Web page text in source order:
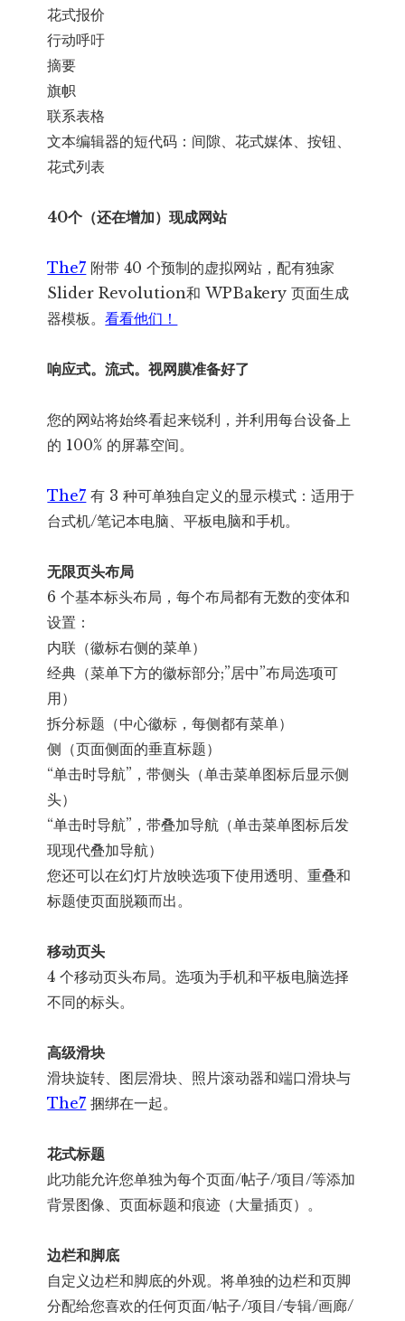
花式报价
行动呼吁
摘要
旗帜
联系表格
文本编辑器的短代码：间隙、花式媒体、按钮、
花式列表
40个（还在增加）现成网站
The7 附带 40 个预制的虚拟网站，配有独家
Slider Revolution和 WPBakery 页面生成
器模板。看看他们！
响应式。流式。视网膜准备好了
您的网站将始终看起来锐利，并利用每台设备上
的 100% 的屏幕空间。
The7 有 3 种可单独自定义的显示模式：适用于
台式机/笔记本电脑、平板电脑和手机。
无限页头布局
6 个基本标头布局，每个布局都有无数的变体和
设置：
内联（徽标右侧的菜单）
经典（菜单下方的徽标部分;”居中”布局选项可
用）
拆分标题（中心徽标，每侧都有菜单）
侧（页面侧面的垂直标题）
“单击时导航”，带侧头（单击菜单图标后显示侧
头）
“单击时导航”，带叠加导航（单击菜单图标后发
现现代叠加导航）
您还可以在幻灯片放映选项下使用透明、重叠和
标题使页面脱颖而出。
移动页头
4 个移动页头布局。选项为手机和平板电脑选择
不同的标头。
高级滑块
滑块旋转、图层滑块、照片滚动器和端口滑块与
The7 捆绑在一起。
花式标题
此功能允许您单独为每个页面/帖子/项目/等添加
背景图像、页面标题和痕迹（大量插页）。
边栏和脚底
自定义边栏和脚底的外观。将单独的边栏和页脚
分配给您喜欢的任何页面/帖子/项目/专辑/画廊/